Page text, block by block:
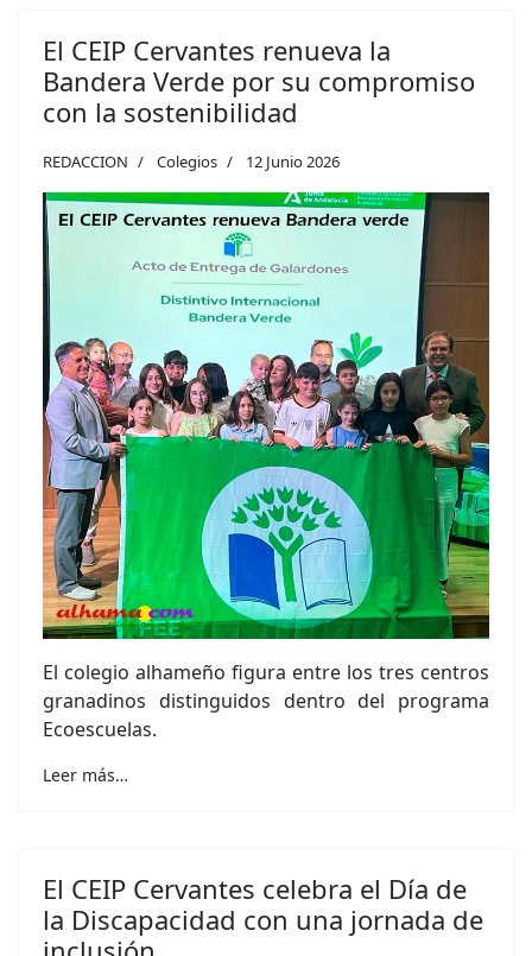
El CEIP Cervantes renueva la
Bandera Verde por su compromiso
con la sostenibilidad
REDACCION Colegios 12 Junio 2026
El colegio alhameño figura entre los tres centros
granadinos distinguidos dentro del programa
Ecoescuelas.
Leer más…
El CEIP Cervantes celebra el Día de
la Discapacidad con una jornada de